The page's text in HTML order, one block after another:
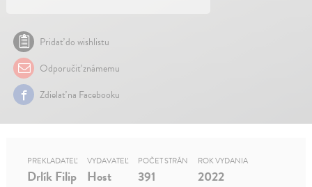
Pridať do wishlistu
Odporučiť známemu
Zdielať na Facebooku
PREKLADATEĽ
Drlík Filip
VYDAVATEĽ
Host
POČET STRÁN
391
ROK VYDANIA
2022